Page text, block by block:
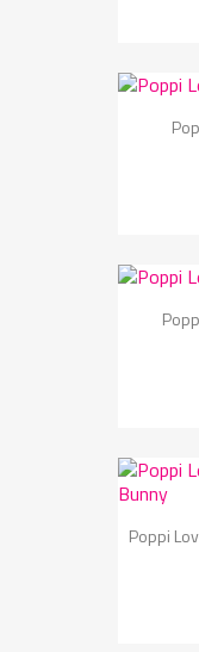
Poppi